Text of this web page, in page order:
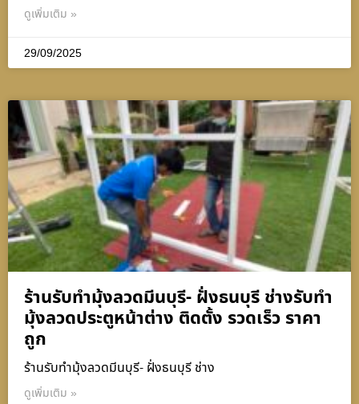
ดูเพิ่มเติม »
29/09/2025
ร้านรับทำมุ้งลวดมีนบุรี- ฝั่งธนบุรี ช่างรับทำ
มุ้งลวดประตูหน้าต่าง ติดตั้ง รวดเร็ว ราคา
ถูก
ร้านรับทำมุ้งลวดมีนบุรี- ฝั่งธนบุรี ช่าง
ดูเพิ่มเติม »